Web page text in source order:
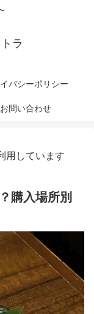
ラ
バシーポリシー
お問い合わせ
用しています
購入場所別